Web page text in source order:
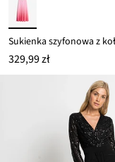
329,99 zł